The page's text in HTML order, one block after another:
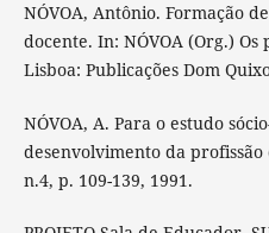
NÓVOA, Antônio. Formação
docente. In: NÓVOA (Org.)
Lisboa: Publicações Dom
NÓVOA, A. Para o estudo
desenvolvimento da
n.4, p. 109-139, 1991.